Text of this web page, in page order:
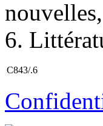
6.
C843/.6